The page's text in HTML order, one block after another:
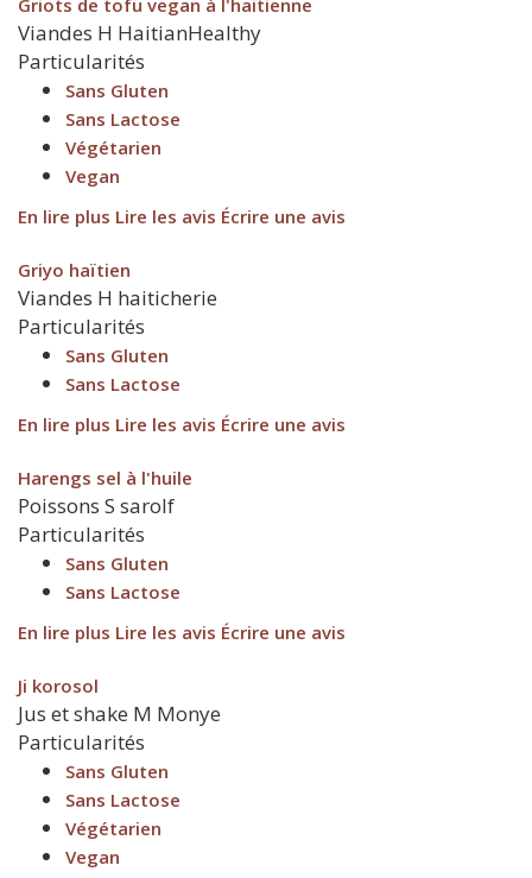
Griots de tofu vegan à l'haitienne
Viandes H HaitianHealthy
Particularités
Sans Gluten
Sans Lactose
Végétarien
Vegan
En lire plus Lire les avis Écrire une avis
Griyo haïtien
Viandes H haiticherie
Particularités
Sans Gluten
Sans Lactose
En lire plus Lire les avis Écrire une avis
Harengs sel à l'huile
Poissons S sarolf
Particularités
Sans Gluten
Sans Lactose
En lire plus Lire les avis Écrire une avis
Ji korosol
Jus et shake M Monye
Particularités
Sans Gluten
Sans Lactose
Végétarien
Vegan